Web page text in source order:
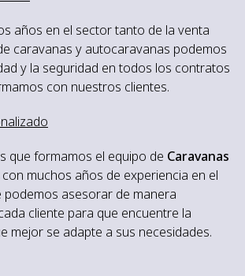
años en el sector tanto de la venta
caravanas y autocaravanas podemos
y la seguridad en todos los contratos
con nuestros clientes.
que formamos el equipo de Caravanas
muchos años de experiencia en el
asesorar de manera
cliente para que encuentre la
mejor se adapte a sus necesidades.